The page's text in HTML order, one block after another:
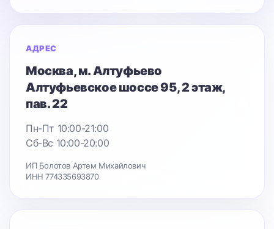
АДРЕС
Москва, м. Алтуфьево
Алтуфьевское шоссе 95, 2 этаж,
пав. 22
Пн-Пт 10:00-21:00
Сб-Вс 10:00-20:00
ИП Болотов Артем Михайлович
ИНН 774335693870